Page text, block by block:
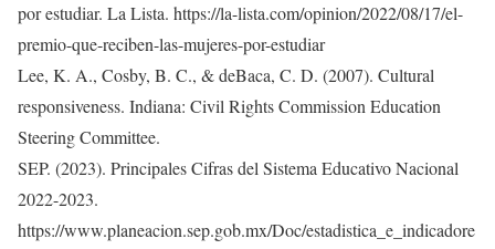
por estudiar. La Lista. https://la-lista.com/opinion/2022/08/17/el-
premio-que-reciben-las-mujeres-por-estudiar
Lee, K. A., Cosby, B. C., & deBaca, C. D. (2007). Cultural
responsiveness. Indiana: Civil Rights Commission Education
Steering Committee.
SEP. (2023). Principales Cifras del Sistema Educativo Nacional
2022-2023.
https://www.planeacion.sep.gob.mx/Doc/estadistica_e_indicadore